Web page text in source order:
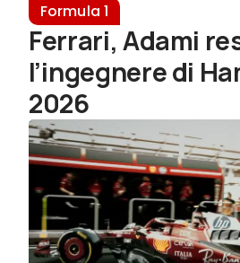
Formula 1
Ferrari, Adami
l’ingegnere di
2026